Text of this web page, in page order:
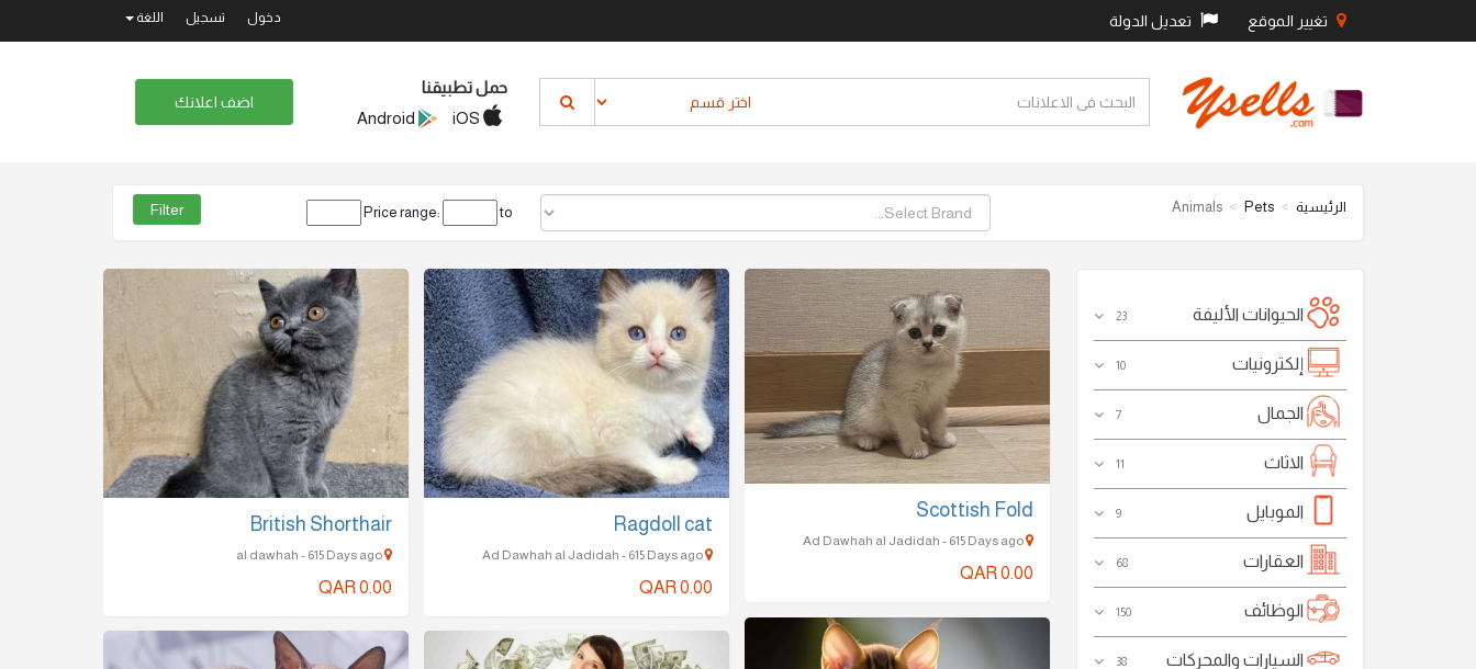
تغيير الموقع تعديل الدولة دخول تسجيل اللغة
حمل تطبيقنا
اضف اعلانك
الرئيسية Pets
Animals
Price range: to
الحيوانات الأليفة 23
إلكترونيات 10
الجمال 7
الاثاث 11
الموبايل 9
العقارات 68
الوظائف 150
السيارات والمحركات 38
British Shorthair
al dawhah - 615 Days ago
QAR 0.00
Ragdoll cat
Ad Dawhah al Jadidah - 615 Days ago
QAR 0.00
Scottish Fold
Ad Dawhah al Jadidah - 615 Days ago
QAR 0.00